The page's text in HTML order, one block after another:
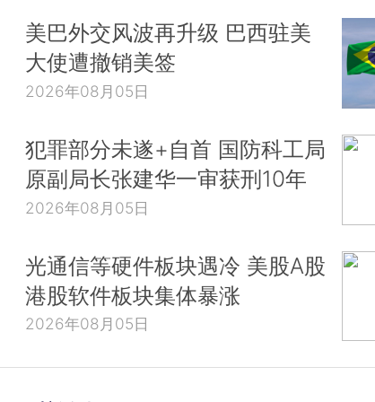
美巴外交风波再升级 巴西驻美
大使遭撤销美签
2026年08月05日
犯罪部分未遂+自首 国防科工局
原副局长张建华一审获刑10年
2026年08月05日
光通信等硬件板块遇冷 美股A股
港股软件板块集体暴涨
2026年08月05日